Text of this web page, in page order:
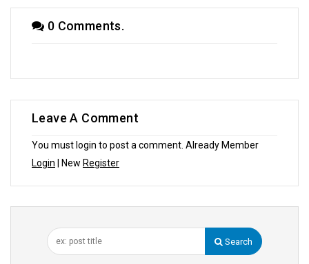
0 Comments.
Leave A Comment
You must login to post a comment. Already Member
Login | New Register
Search